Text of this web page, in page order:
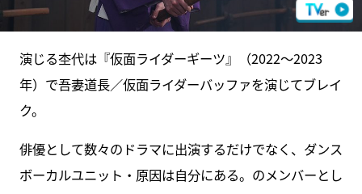
演じる杢代は『仮面ライダーギーツ』（2022～2023
年）で吾妻道長／仮面ライダーバッファを演じてブレイ
ク。
俳優として数々のドラマに出演するだけでなく、ダンス
ボーカルユニット・原因は自分にある。のメンバーとし